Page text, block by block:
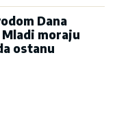
Dana
moraju
ostanu